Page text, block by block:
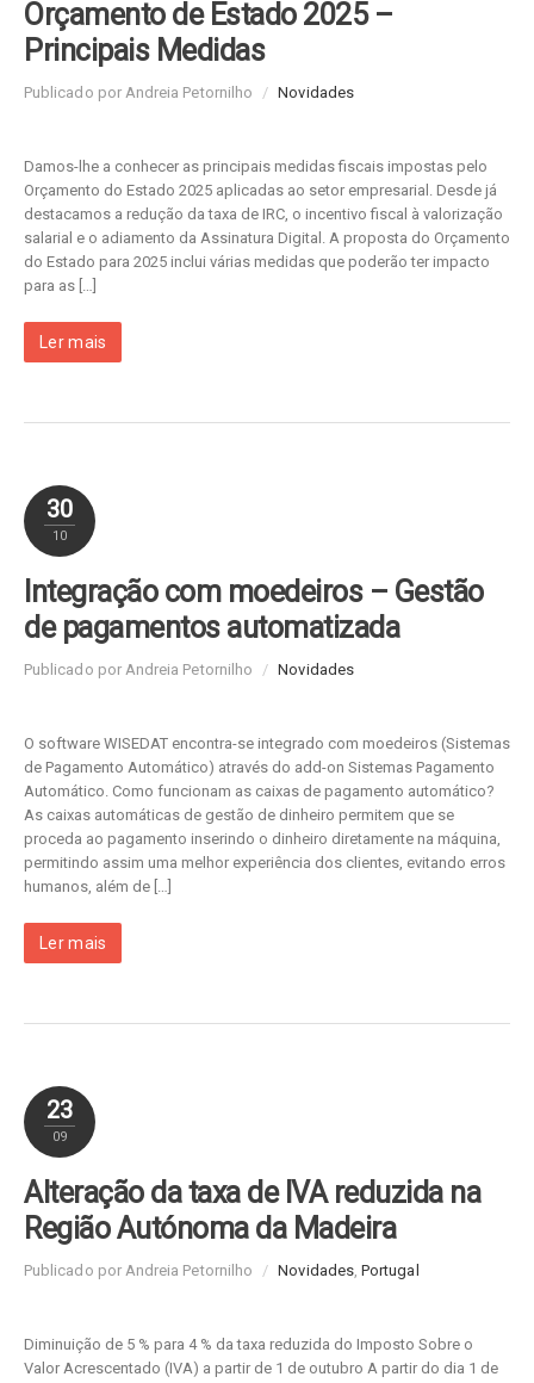
Orçamento de Estado 2025 –
Principais Medidas
Publicado por Andreia Petornilho / Novidades
Damos-lhe a conhecer as principais medidas fiscais impostas pelo
Orçamento do Estado 2025 aplicadas ao setor empresarial. Desde já
destacamos a redução da taxa de IRC, o incentivo fiscal à valorização
salarial e o adiamento da Assinatura Digital. A proposta do Orçamento
do Estado para 2025 inclui várias medidas que poderão ter impacto
para as […]
Ler mais
30
10
Integração com moedeiros – Gestão
de pagamentos automatizada
Publicado por Andreia Petornilho / Novidades
O software WISEDAT encontra-se integrado com moedeiros (Sistemas
de Pagamento Automático) através do add-on Sistemas Pagamento
Automático. Como funcionam as caixas de pagamento automático?
As caixas automáticas de gestão de dinheiro permitem que se
proceda ao pagamento inserindo o dinheiro diretamente na máquina,
permitindo assim uma melhor experiência dos clientes, evitando erros
humanos, além de […]
Ler mais
23
09
Alteração da taxa de IVA reduzida na
Região Autónoma da Madeira
Publicado por Andreia Petornilho / Novidades,Portugal
Diminuição de 5 % para 4 % da taxa reduzida do Imposto Sobre o
Valor Acrescentado (IVA) a partir de 1 de outubro A partir do dia 1 de